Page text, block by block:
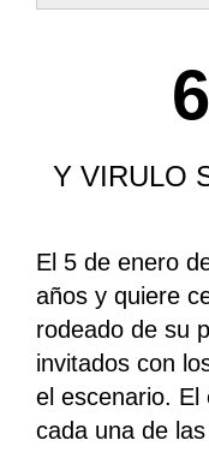
Y VIRULO
El 5 de enero
años y quiere
rodeado de su
invitados con
el escenario. El
cada una de